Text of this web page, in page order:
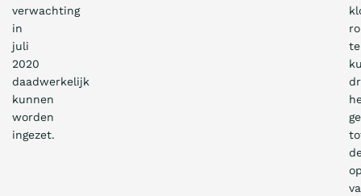
verwachting
in
juli
2020
daadwerkelijk
kunnen
worden
ingezet.
te